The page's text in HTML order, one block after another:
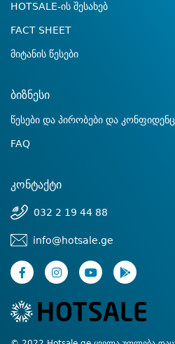
HOTSALE-ის შესახებ
FACT SHEET
მიტანის წესები
ბიზნესი
წესები და პირობები და
FAQ
კონტაქტი
032 2 19 44 88
info@hotsale.ge